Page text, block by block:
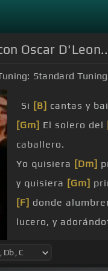
Oscar
Standard Tuning
Si [B] cantas y
[Gm] El solero del
caballero.
Yo quisiera [Dm]
y quisiera [Gm]
[F] donde
lucero, y